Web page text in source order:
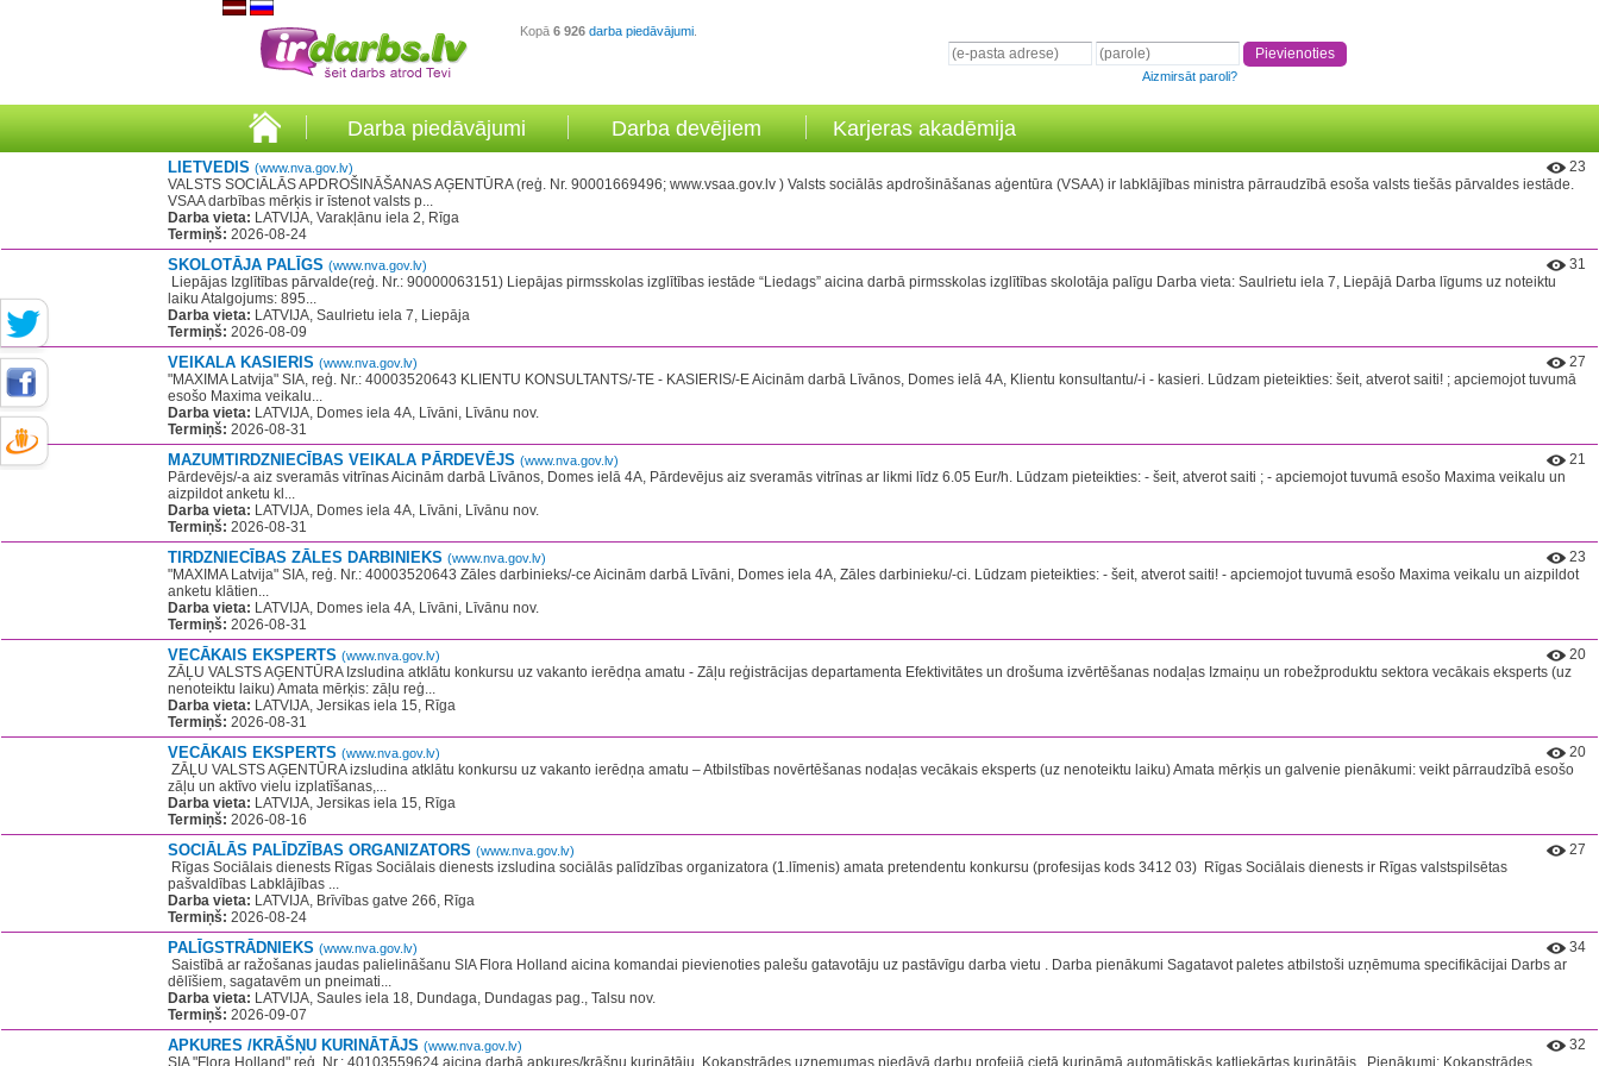
Kopā 6 926 darba piedāvājumi
Aizmirsāt paroli?
Darba piedāvājumi Darba devējiem Karjeras akadēmija
LIETVEDIS (www.nva.gov.lv)
23
VALSTS SOCIĀLĀS APDROŠINĀŠANAS AĢENTŪRA (reģ. Nr. 90001669496; www.vsaa.gov.lv ) Valsts sociālās apdrošināšanas aģentūra (VSAA) ir labklājības ministra pārraudzībā esoša valsts tiešās pārvaldes iestāde.
VSAA darbības mērķis ir īstenot valsts p...
Darba vieta: LATVIJA, Varakļānu iela 2, Rīga
Termiņš: 2026-08-24
SKOLOTĀJA PALĪGS (www.nva.gov.lv)
31
​ Liepājas Izglītības pārvalde(reģ. Nr.: 90000063151) Liepājas pirmsskolas izglītības iestāde “Liedags” aicina darbā pirmsskolas izglītības skolotāja palīgu Darba vieta: Saulrietu iela 7, Liepājā Darba līgums uz noteiktu
laiku Atalgojums: 895...
Darba vieta: LATVIJA, Saulrietu iela 7, Liepāja
Termiņš: 2026-08-09
VEIKALA KASIERIS (www.nva.gov.lv)
27
"MAXIMA Latvija" SIA, reģ. Nr.: 40003520643 KLIENTU KONSULTANTS/-TE - KASIERIS/-E Aicinām darbā Līvānos, Domes ielā 4A, Klientu konsultantu/-i - kasieri. Lūdzam pieteikties: šeit, atverot saiti! ; apciemojot tuvumā
esošo Maxima veikalu...
Darba vieta: LATVIJA, Domes iela 4A, Līvāni, Līvānu nov.
Termiņš: 2026-08-31
MAZUMTIRDZNIECĪBAS VEIKALA PĀRDEVĒJS (www.nva.gov.lv)
21
Pārdevējs/-a aiz sveramās vitrīnas Aicinām darbā Līvānos, Domes ielā 4A, Pārdevējus aiz sveramās vitrīnas ar likmi līdz 6.05 Eur/h. Lūdzam pieteikties: - šeit, atverot saiti ; - apciemojot tuvumā esošo Maxima veikalu un
aizpildot anketu kl...
Darba vieta: LATVIJA, Domes iela 4A, Līvāni, Līvānu nov.
Termiņš: 2026-08-31
TIRDZNIECĪBAS ZĀLES DARBINIEKS (www.nva.gov.lv)
23
​"MAXIMA Latvija" SIA, reģ. Nr.: 40003520643 Zāles darbinieks/-ce Aicinām darbā Līvāni, Domes iela 4A, Zāles darbinieku/-ci. Lūdzam pieteikties: - šeit, atverot saiti! - apciemojot tuvumā esošo Maxima veikalu un aizpildot
anketu klātien...
Darba vieta: LATVIJA, Domes iela 4A, Līvāni, Līvānu nov.
Termiņš: 2026-08-31
VECĀKAIS EKSPERTS (www.nva.gov.lv)
20
ZĀĻU VALSTS AĢENTŪRA Izsludina atklātu konkursu uz vakanto ierēdņa amatu - Zāļu reģistrācijas departamenta Efektivitātes un drošuma izvērtēšanas nodaļas Izmaiņu un robežproduktu sektora vecākais eksperts (uz
nenoteiktu laiku) Amata mērķis: zāļu reģ...
Darba vieta: LATVIJA, Jersikas iela 15, Rīga
Termiņš: 2026-08-31
VECĀKAIS EKSPERTS (www.nva.gov.lv)
20
​ ZĀĻU VALSTS AĢENTŪRA izsludina atklātu konkursu uz vakanto ierēdņa amatu – Atbilstības novērtēšanas nodaļas vecākais eksperts (uz nenoteiktu laiku) Amata mērķis un galvenie pienākumi: veikt pārraudzībā esošo
zāļu un aktīvo vielu izplatīšanas,...
Darba vieta: LATVIJA, Jersikas iela 15, Rīga
Termiņš: 2026-08-16
SOCIĀLĀS PALĪDZĪBAS ORGANIZATORS (www.nva.gov.lv)
27
​ Rīgas Sociālais dienests Rīgas Sociālais dienests izsludina sociālās palīdzības organizatora (1.līmenis) amata pretendentu konkursu (profesijas kods 3412 03) ​ Rīgas Sociālais dienests ir Rīgas valstspilsētas
pašvaldības Labklājības ...
Darba vieta: LATVIJA, Brīvības gatve 266, Rīga
Termiņš: 2026-08-24
PALĪGSTRĀDNIEKS (www.nva.gov.lv)
34
​ Saistībā ar ražošanas jaudas palielināšanu SIA Flora Holland aicina komandai pievienoties palešu gatavotāju uz pastāvīgu darba vietu . Darba pienākumi Sagatavot paletes atbilstoši uzņēmuma specifikācijai Darbs ar
dēlīšiem, sagatavēm un pneimati...
Darba vieta: LATVIJA, Saules iela 18, Dundaga, Dundagas pag., Talsu nov.
Termiņš: 2026-09-07
APKURES /KRĀŠŅU KURINĀTĀJS (www.nva.gov.lv)
32
SIA "Flora Holland" reģ. Nr.: 40103559624 aicina darbā apkures/krāšņu kurinātāju.​ Kokapstrādes uzņemumas piedāvā darbu profeijā cietā kurināmā automātiskās katliekārtas kurinātājs. ​ Pienākumi: Kokapstrādes